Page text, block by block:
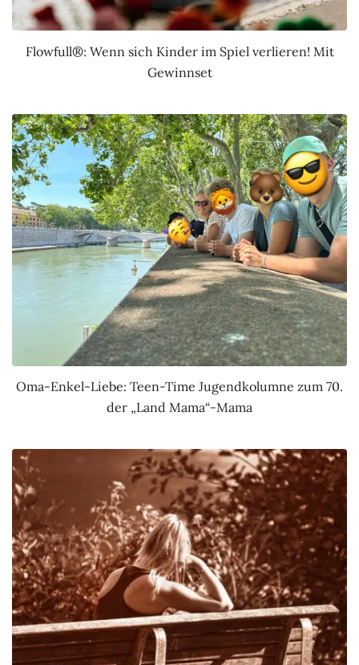
Flowfull®: Wenn sich Kinder im Spiel verlieren! Mit
Gewinnset
Oma-Enkel-Liebe: Teen-Time Jugendkolumne zum 70.
der „Land Mama“-Mama